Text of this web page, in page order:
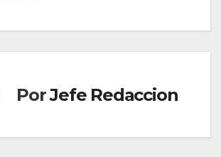
PorJefe Redaccion